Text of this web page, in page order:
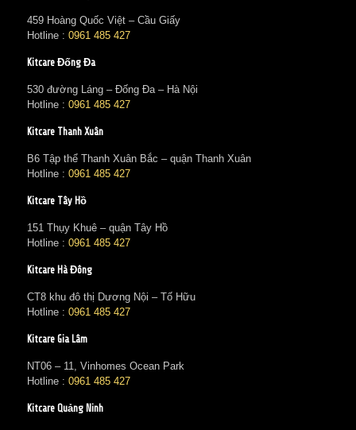
459 Hoàng Quốc Việt – Cầu Giấy
Hotline : 0961 485 427
Kitcare Đống Đa
530 đường Láng – Đống Đa – Hà Nội
Hotline : 0961 485 427
Kitcare Thanh Xuân
B6 Tập thể Thanh Xuân Bắc – quận Thanh Xuân
Hotline : 0961 485 427
Kitcare Tây Hồ
151 Thụy Khuê – quận Tây Hồ
Hotline : 0961 485 427
Kitcare Hà Đông
CT8 khu đô thị Dương Nội – Tố Hữu
Hotline : 0961 485 427
Kitcare Gia Lâm
NT06 – 11, Vinhomes Ocean Park
Hotline : 0961 485 427
Kitcare Quảng Ninh